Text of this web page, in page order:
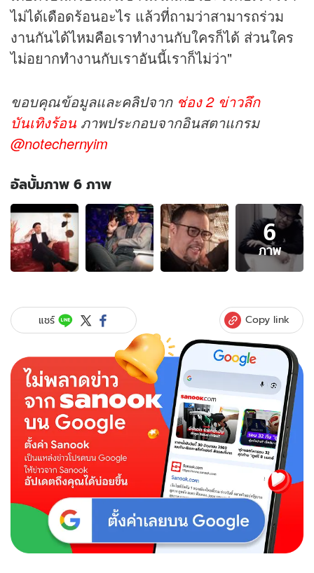
ไม่ได้เดือดร้อนอะไร แล้วที่ถามว่าสามารถร่วม
งานกันได้ไหมคือเราทำงานกับใครก็ได้ ส่วนใคร
ไม่อยากทำงานกับเราอันนี้เราก็ไม่ว่า"
ขอบคุณข้อมูลและคลิปจาก ช่อง 2 ข่าวลึก
บันเทิงร้อน ภาพประกอบจากอินสตาแกรม
@notechernyim
อัลบั้มภาพ 6 ภาพ
อัลบั้ม
ภาพ
6
ภาพ
ของ
สว่าง"
เคลียร์
ปม
ดูถูก
ตลก
หลัง
"โน้ต
เชิญ
ยิ้ม"
สาป
ขอ
งาน
6
ภาพ
แชร์ Copy link